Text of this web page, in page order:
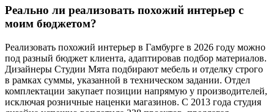
Реально ли реализовать похожий интерьер с
моим бюджетом?
Реализовать похожий интерьер в Гамбурге в 2026 году можно
под разный бюджет клиента, адаптировав подбор материалов.
Дизайнеры Студии Мята подбирают мебель и отделку строго
в рамках суммы, указанной в техническом задании. Отдел
комплектации закупает позиции напрямую у производителей,
исключая розничные наценки магазинов. С 2013 года студия